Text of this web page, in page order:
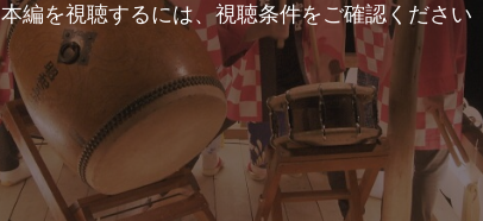
本編を視聴するには、視聴条件をご確認ください